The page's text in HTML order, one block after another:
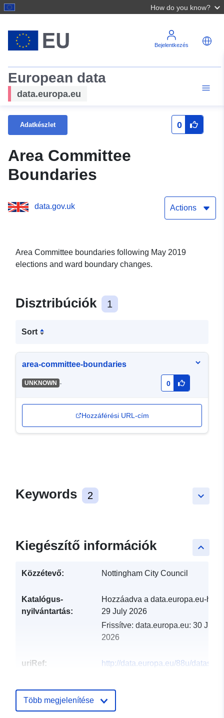
How do you know?
Bejelentkezés
European data
data.europa.eu
Adatkészlet 0
Area Committee
Boundaries
data.gov.uk Actions
Area Committee boundaries following May 2019
elections and ward boundary changes.
Disztribúciók 1
Sort
area-committee-boundaries
UNKNOWN - 0
Hozzáférési URL-cím
keyboard_arrow_down
Keywords 2
keyboard_arrow_up
Kiegészítő információk
Közzétevő: Nottingham City Council
Katalógus-
nyilvántartás:
Hozzáadva a data.europa.eu-hoz:
29 July 2026
Frissítve: data.europa.eu: 30 July
2026
uriRef:
http://data.europa.eu/88u/dataset/
Több megjelenítése